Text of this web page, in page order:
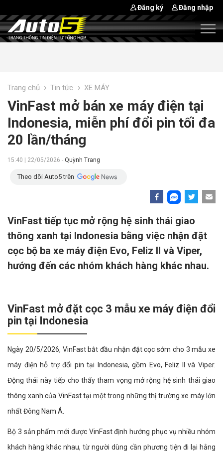
Đăng ký Đăng nhập
Trang chủ › Tin tức › XE MÁY
VinFast mở bán xe máy điện tại
Indonesia, miễn phí đổi pin tối đa
20 lần/tháng
15:40 | 22/05/2026 - Quỳnh Trang
Theo dõi Auto5 trên
VinFast tiếp tục mở rộng hệ sinh thái giao
thông xanh tại Indonesia bằng việc nhận đặt
cọc bộ ba xe máy điện Evo, Feliz II và Viper,
hướng đến các nhóm khách hàng khác nhau.
VinFast mở đặt cọc 3 mẫu xe máy điện đổi
pin tại Indonesia
Ngày 20/5/2026, VinFast bắt đầu nhận đặt cọc sớm cho 3 mẫu xe
máy điện hỗ trợ đổi pin tại Indonesia, gồm Evo, Feliz II và Viper.
Động thái này tiếp cho thấy tham vọng mở rộng hệ sinh thái giao
thông xanh của VinFast tại một trong những thị trường xe máy lớn
nhất Đông Nam Á.
Bộ 3 sản phẩm mới được VinFast định hướng phục vụ nhiều nhóm
khách hàng khác nhau, từ người dùng cần phương tiện đi lại hằng